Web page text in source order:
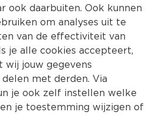
ook daarbuiten. Ook kunnen
om analyses uit te
van de effectiviteit van
je alle cookies accepteert,
wij jouw gegevens
met derden. Via
je ook zelf instellen welke
je toestemming wijzigen of